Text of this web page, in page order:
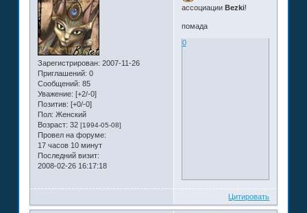
Зарегистрирован: 2007-11-26
Приглашений: 0
Сообщений: 85
Уважение: [+2/-0]
Позитив: [+0/-0]
Пол: Женский
Возраст: 32 [1994-05-08]
Провел на форуме:
17 часов 10 минут
Последний визит:
2008-02-26 16:17:18
ассоциации Bezki!
помада
0
Цитировать